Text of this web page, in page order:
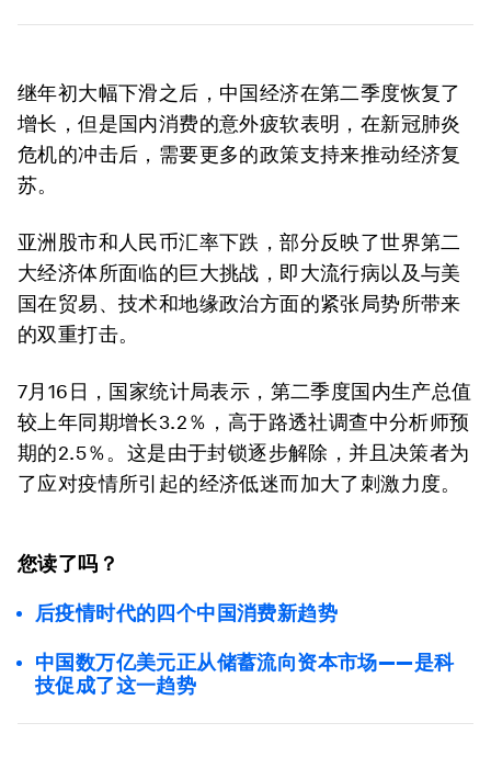
继年初大幅下滑之后，中国经济在第二季度恢复了
增长，但是国内消费的意外疲软表明，在新冠肺炎
危机的冲击后，需要更多的政策支持来推动经济复
苏。
亚洲股市和人民币汇率下跌，部分反映了世界第二
大经济体所面临的巨大挑战，即大流行病以及与美
国在贸易、技术和地缘政治方面的紧张局势所带来
的双重打击。
7月16日，国家统计局表示，第二季度国内生产总值
较上年同期增长3.2％，高于路透社调查中分析师预
期的2.5％。这是由于封锁逐步解除，并且决策者为
了应对疫情所引起的经济低迷而加大了刺激力度。
您读了吗？
后疫情时代的四个中国消费新趋势
中国数万亿美元正从储蓄流向资本市场——是科
技促成了这一趋势